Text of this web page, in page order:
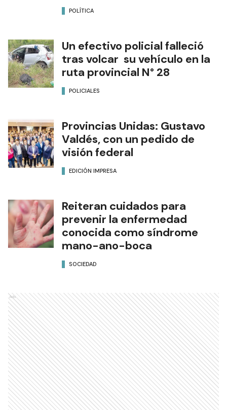
POLÍTICA
Un efectivo policial falleció
tras volcar su vehículo en la
ruta provincial N° 28
POLICIALES
Provincias Unidas: Gustavo
Valdés, con un pedido de
visión federal
EDICIÓN IMPRESA
Reiteran cuidados para
prevenir la enfermedad
conocida como síndrome
mano-ano-boca
SOCIEDAD
Ads